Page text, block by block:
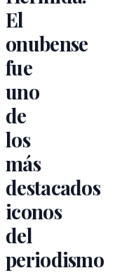
El
onubense
fue
uno
de
los
más
destacados
iconos
del
periodismo